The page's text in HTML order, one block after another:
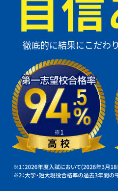
もっとみる
徹底的に結果にこだわ